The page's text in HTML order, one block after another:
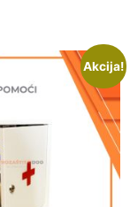
Akcija!